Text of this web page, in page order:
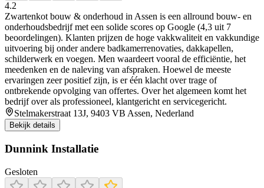
4.2
Zwartenkot bouw & onderhoud in Assen is een allround bouw- en
onderhoudsbedrijf met een solide scores op Google (4,3 uit 7
beoordelingen). Klanten prijzen de hoge vakkwaliteit en vakkundige
uitvoering bij onder andere badkamerrenovaties, dakkapellen,
schilderwerk en voegen. Men waardeert vooral de efficiëntie, het
meedenken en de naleving van afspraken. Hoewel de meeste
ervaringen zeer positief zijn, is er één klacht over trage of
ontbrekende opvolging van offertes. Over het algemeen komt het
bedrijf over als professioneel, klantgericht en servicegericht.
Stelmakerstraat 13J, 9403 VB Assen, Nederland
Bekijk details
Dunnink Installatie
Gesloten